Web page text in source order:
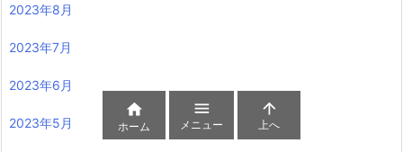
2023年8月
2023年7月
2023年6月
2023年5月

ホーム

メニュー

上へ